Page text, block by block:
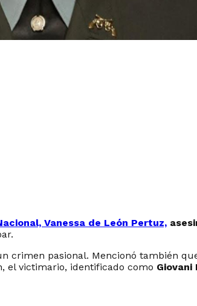
Vanessa de León Pertuz,
crimen pasional. Mencionó también
el victimario, identificado como Giovani